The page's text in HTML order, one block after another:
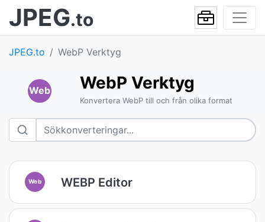
JPEG.to
JPEG.to WebP Verktyg
Web WebP Verktyg
Konvertera WebP till och från olika format
Web WEBP Editor